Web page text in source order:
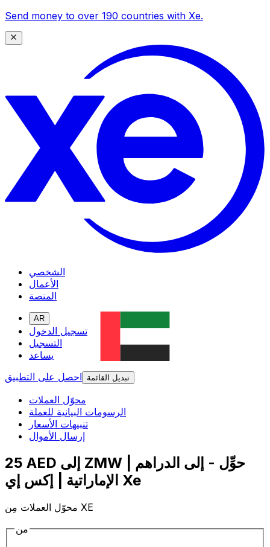
Send money to over 190 countries with Xe.
الشخصي
الأعمال
المنصة
AR
تسجيل الدخول
التسجيل
يساعد
احصل على التطبيق
تبديل القائمة
محوّل العملات
الرسومات البيانية للعملة
تنبيهات الأسعار
إرسال الأموال
25 AED إلى ZMW | حوِّل - إلى الدراهم
الإماراتية | إكس إي Xe
محوّل العملات مِن XE
من